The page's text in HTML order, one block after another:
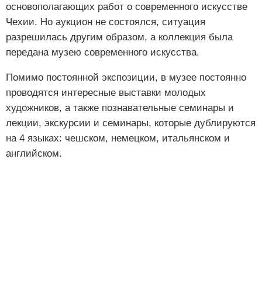
основополагающих работ о современного искусстве
Чехии. Но аукцион не состоялся, ситуация
разрешилась другим образом, а коллекция была
передана музею современного искусства.
Помимо постоянной экспозиции, в музее постоянно
проводятся интересные выставки молодых
художников, а также познавательные семинары и
лекции, экскурсии и семинары, которые дублируются
на 4 языках: чешском, немецком, итальянском и
английском.